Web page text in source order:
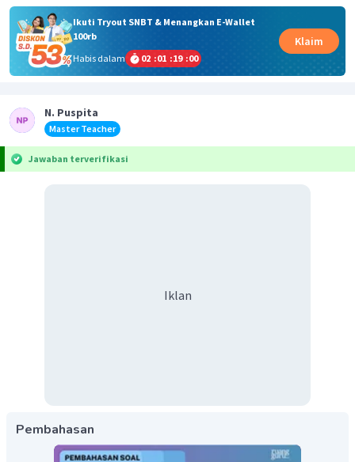
Ikuti Tryout SNBT & Menangkan E-Wallet
100rb
Habis dalam
02 :01 :19 :00
Klaim
N. Puspita
Master Teacher
Jawaban terverifikasi
Iklan
Pembahasan